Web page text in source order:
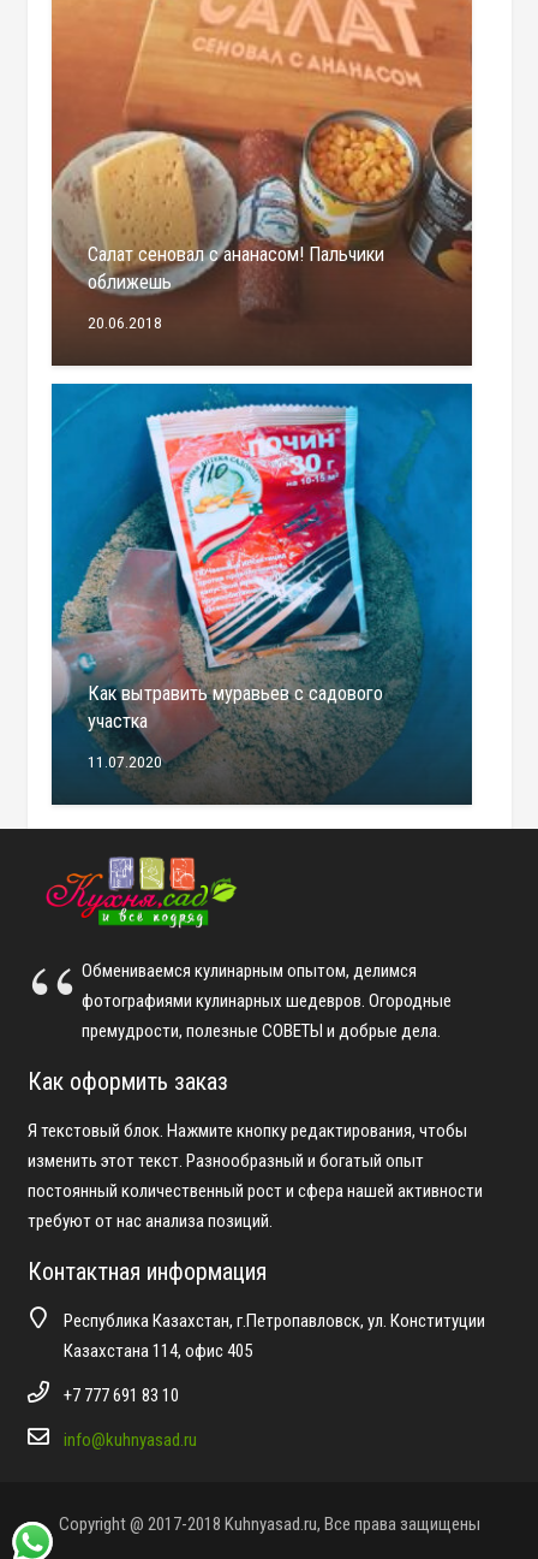
Салат сеновал с ананасом! Пальчики
оближешь
20.06.2018
Как вытравить муравьев с садового
участка
11.07.2020
Обмениваемся кулинарным опытом, делимся
фотографиями кулинарных шедевров. Огородные
премудрости, полезные СОВЕТЫ и добрые дела.
Как оформить заказ
Я текстовый блок. Нажмите кнопку редактирования, чтобы
изменить этот текст. Разнообразный и богатый опыт
постоянный количественный рост и сфера нашей активности
требуют от нас анализа позиций.
Контактная информация
Республика Казахстан, г.Петропавловск, ул. Конституции
Казахстана 114, офис 405
+7 777 691 83 10
info@kuhnyasad.ru
Copyright @ 2017-2018 Kuhnyasad.ru, Все права защищены